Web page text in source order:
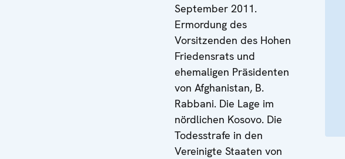
September 2011.
Ermordung des
Vorsitzenden des Hohen
Friedensrats und
ehemaligen Präsidenten
von Afghanistan, B.
Rabbani. Die Lage im
nördlichen Kosovo. Die
Todesstrafe in den
Vereinigte Staaten von